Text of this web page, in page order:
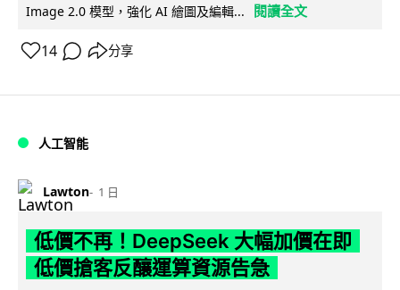
Image 2.0 模型，強化 AI 繪圖及編輯...
閱讀全文
14 分享
人工智能
Lawton 1 日
低價不再！DeepSeek 大幅加價在即
低價搶客反釀運算資源告急